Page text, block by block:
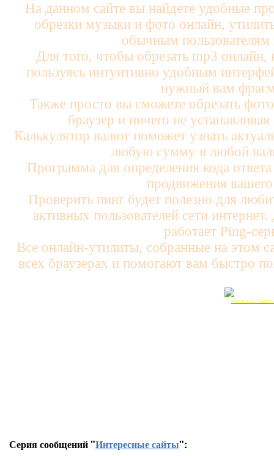
На данном сайте вы найдете удобные
обрезки музыки и фото онлайн,
обычным пользователям
Для того, чтобы обрезать mp3
пользуясь интуитивно удобным
нужный вам
Также просто вы сможете обрезать
браузер и ничего не
Калькулятор валют поможет узнать
любую сумму в любой
Программа для определения кода
продвижения вашего
Проверить пинг будет полезно для
активных пользователей сети
работает Ping-
Все онлайн-утилиты, собранные на этом
всех браузерах и помогают вам быстро
пост
Серия сообщений "Интересные сайты":